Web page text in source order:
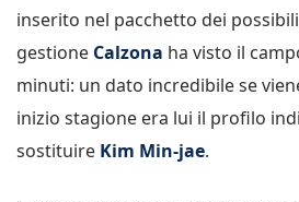
inserito nel pacchetto dei
gestione Calzona ha visto il
minuti: un dato incredibile se
inizio stagione era lui il profilo
sostituire Kim Min-jae.